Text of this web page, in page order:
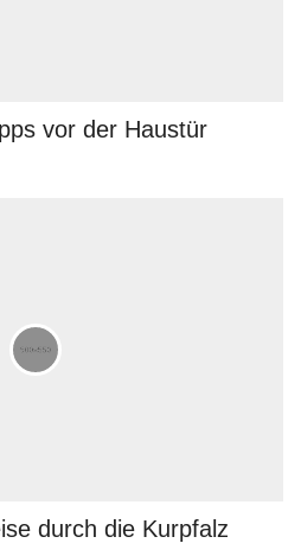
vor der Haustür
durch die Kurpfalz